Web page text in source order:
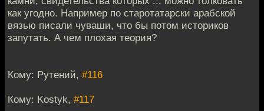
как угодно. Например по старотатарски арабской
вязью писали чуваши, что бы потом историков
запутать. А чем плохая теория?
Кому: Рутений, #116
Кому: Kostyk, #117